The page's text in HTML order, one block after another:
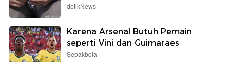
detikNews
Karena Arsenal Butuh Pemain
seperti Vini dan Guimaraes
Sepakbola